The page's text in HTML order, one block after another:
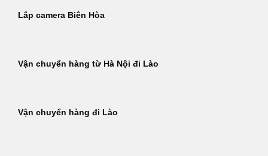
Lắp camera Biên Hòa
Vận chuyển hàng từ Hà Nội đi Lào
Vận chuyển hàng đi Lào